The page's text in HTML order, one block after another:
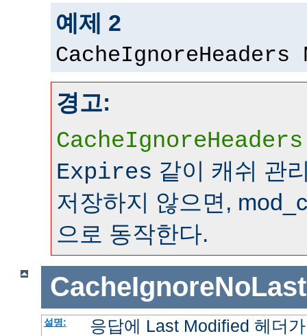
예제 2
CacheIgnoreHeaders
경고:
CacheIgnoreHeaders
Expires 같이 캐쉬 관
저장하지 않으면,
으로 동작한다.
설명: 응답에 Last Modified 헤더